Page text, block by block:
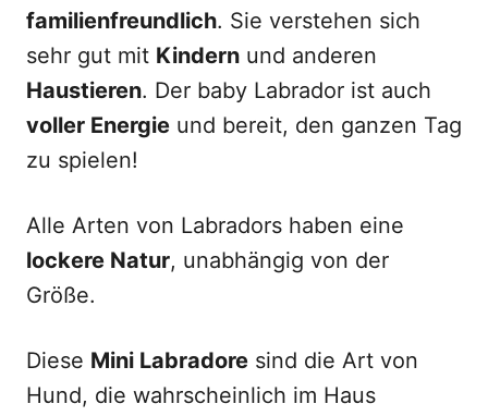
familienfreundlich. Sie verstehen sich
sehr gut mit Kindern und anderen
Haustieren. Der baby Labrador ist auch
voller Energie und bereit, den ganzen Tag
zu spielen!
Alle Arten von Labradors haben eine
lockere Natur, unabhängig von der
Größe.
Diese Mini Labradore sind die Art von
Hund, die wahrscheinlich im Haus